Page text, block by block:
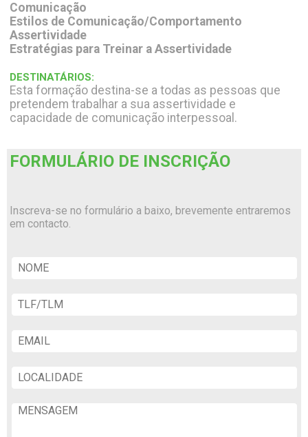
Comunicação
Estilos de Comunicação/Comportamento
Assertividade
Estratégias para Treinar a Assertividade
DESTINATÁRIOS:
Esta formação destina-se a todas as pessoas que
pretendem trabalhar a sua assertividade e
capacidade de comunicação interpessoal.
FORMULÁRIO DE INSCRIÇÃO
Inscreva-se no formulário a baixo, brevemente entraremos
em contacto.